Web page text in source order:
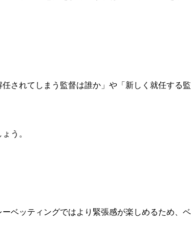
されてしまう監督は誰か」や「新しく就任する監
う。
ベッティングではより緊張感が楽しめるため、ベ